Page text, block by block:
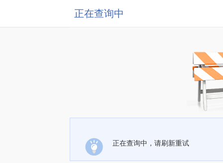
正在查询中
正在查询中，请刷新重试